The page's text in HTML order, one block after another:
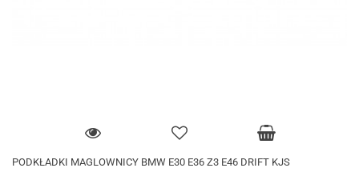
PODKŁADKI MAGLOWNICY BMW E30 E36 Z3 E46 DRIFT KJS